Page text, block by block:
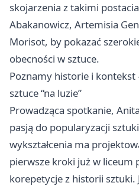
skojarzenia z takimi
Abakanowicz, Artemisia
Morisot, by pokazać
obecności w sztuce.
Poznamy historie i
sztuce “na luzie”
Prowadząca spotkanie,
pasją do popularyzacji
wykształcenia ma
pierwsze kroki już w liceum
korepetycje z historii sztuki.